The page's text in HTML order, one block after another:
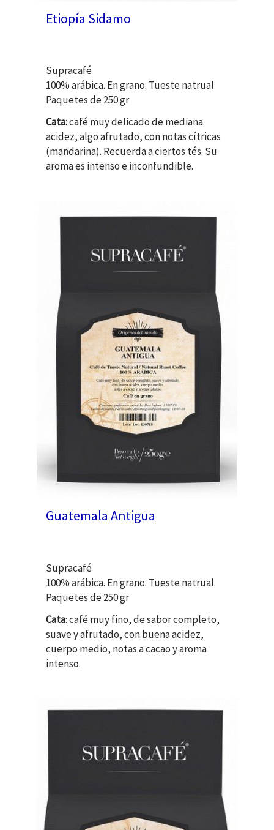
Etiopía Sidamo
Supracafé
100% arábica. En grano. Tueste natrual.
Paquetes de 250 gr
Cata: café muy delicado de mediana
acidez, algo afrutado, con notas cítricas
(mandarina). Recuerda a ciertos tés. Su
aroma es intenso e inconfundible.
Guatemala Antigua
Supracafé
100% arábica. En grano. Tueste natrual.
Paquetes de 250 gr
Cata: café muy fino, de sabor completo,
suave y afrutado, con buena acidez,
cuerpo medio, notas a cacao y aroma
intenso.